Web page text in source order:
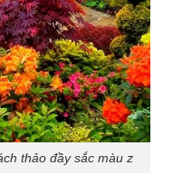
thảo đầy sắc màu z